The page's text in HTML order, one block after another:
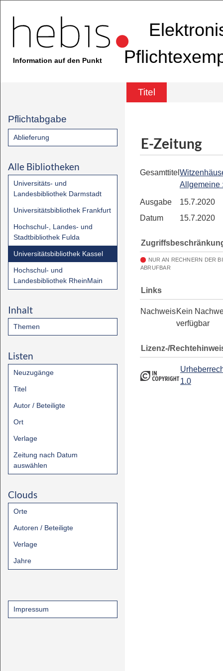
Information auf den Punkt
Titel
Pflichtabgabe
Ablieferung
Alle Bibliotheken
Universitäts- und
Landesbibliothek Darmstadt
Universitätsbibliothek Frankfurt
Hochschul-, Landes- und
Stadtbibliothek Fulda
Universitätsbibliothek Kassel
Hochschul- und
Landesbibliothek RheinMain
Inhalt
Themen
Listen
Neuzugänge
Titel
Autor / Beteiligte
Ort
Verlage
Zeitung nach Datum
auswählen
Clouds
Orte
Autoren / Beteiligte
Verlage
Jahre
Impressum
E-Zeitung
Gesamttitel
Allgemeine
Ausgabe
15.7.2020
Datum
15.7.2020
NUR AN RECHNERN DER
ABRUFBAR
Links
NachweisKein
verfügbar
Lizenz-/
1.0